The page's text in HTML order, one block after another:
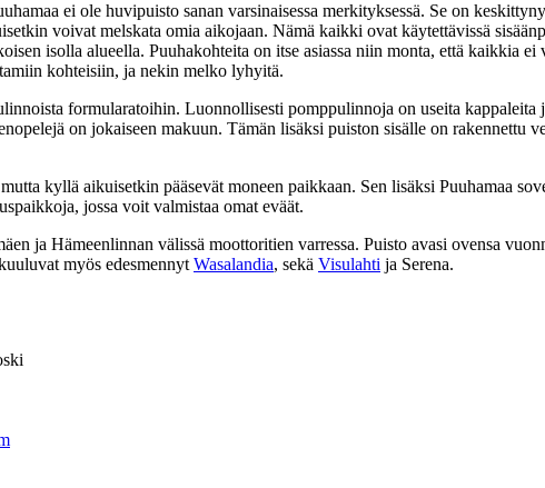
ei ole huvipuisto sanan varsinaisessa merkityksessä. Se on
voivat melskata omia aikojaan. Nämä kaikki ovat käytettävissä
isolla alueella. Puuhakohteita on itse asiassa niin monta, että kaikkia
kohteisiin, ja nekin melko lyhyitä.
formularatoihin. Luonnollisesti pomppulinnoja on useita
on jokaiseen makuun. Tämän lisäksi puiston sisälle on rakennettu
kyllä aikuisetkin pääsevät moneen paikkaan. Sen lisäksi Puuhamaa
jossa voit valmistaa omat eväät.
ja Hämeenlinnan välissä moottoritien varressa. Puisto avasi ovensa
myös edesmennyt Wasalandia, sekä Visulahti ja Serena.